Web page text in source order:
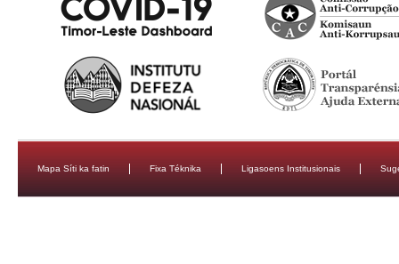
Mapa Síti ka fatin Fixa Téknika Ligasoens Institusionais